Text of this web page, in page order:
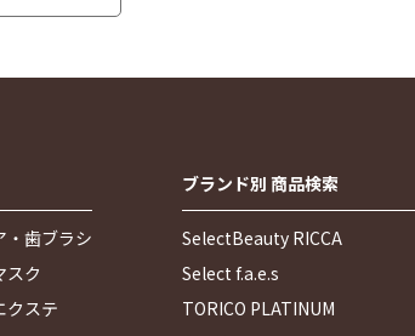
・歯ブラシ
スク
クステ
ブランド別 商品検索
SelectBeauty RICCA
Select f.a.e.s
TORICO PLATINUM